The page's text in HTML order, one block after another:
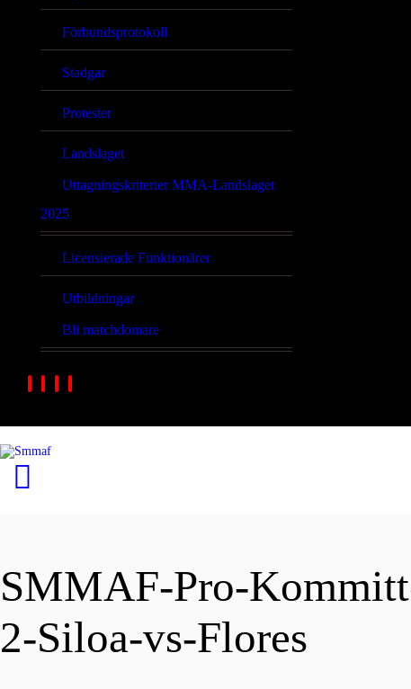
Förbundsprotokoll
Stadgar
Protester
Landslaget
Uttagningskriterier MMA-Landslaget
2025
Licensierade Funktionärer
Utbildningar
Bli matchdomare
SMMAF-Pro-
2-Siloa-vs-Flores